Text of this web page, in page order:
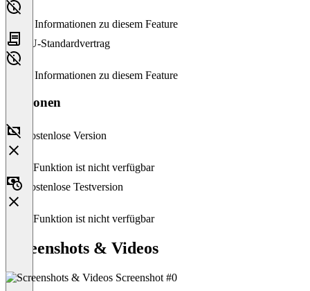
Keine Informationen zu diesem Feature
EU-Standardvertrag
Keine Informationen zu diesem Feature
Versionen
Kostenlose Version
Diese Funktion ist nicht verfügbar
Kostenlose Testversion
Diese Funktion ist nicht verfügbar
Screenshots & Videos